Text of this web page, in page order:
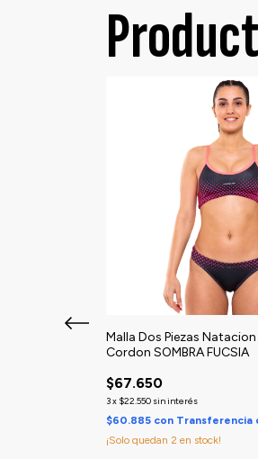
Malla Dos Piezas
Cordon SOMBRA FUCSIA
$67.650
3x $22.550 sin interés
$60.885 con Transferencia
¡Solo quedan 2 en stock!